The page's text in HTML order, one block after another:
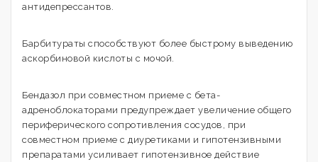
антидепрессантов.
Барбитураты способствуют более быстрому выведению
аскорбиновой кислоты с мочой.
Бендазол при совместном приеме с бета-
адреноблокаторами предупреждает увеличение общего
периферического сопротивления сосудов, при
совместном приеме с диуретиками и гипотензивными
препаратами усиливает гипотензивное действие